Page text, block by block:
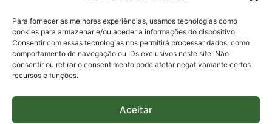
Para fornecer as melhores experiências, usamos tecnologias como
cookies para armazenar e/ou aceder a informações do dispositivo.
Consentir com essas tecnologias nos permitirá processar dados, como
comportamento de navegação ou IDs exclusivos neste site. Não
consentir ou retirar o consentimento pode afetar negativamante certos
recursos e funções.
Aceitar
Para assuntos relacionados à Pesquisa
pesquisa@fapesc.sc.gov.br
Para assuntos relacionados à Inovação
inovacao@fapesc.sc.gov.br
Para assuntos relacionados à Bolsas
bolsas@fapesc.sc.gov.br
Para assuntos relacionados à Prestação de Contas
Para assuntos relacionados à Plataforma
plataforma@fapesc.sc.gov.br